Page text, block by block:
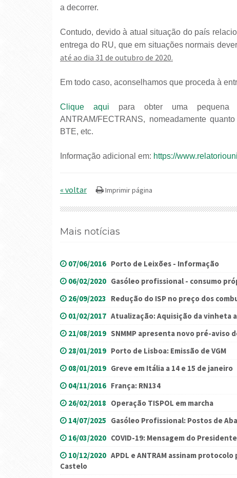
a decorrer.
Contudo, devido à atual situação do país
entrega do RU, que em situações normais
até ao dia 31 de outubro de 2020.
Em todo caso, aconselhamos que proceda à
Clique aqui para obter uma pequena
ANTRAM/FECTRANS, nomeadamente
BTE, etc.
Informação adicional em: https://
« voltar
Mais notícias
07/06/2016 Porto de Leixões - Informação
06/02/2020 Gasóleo profissional - consumo
26/09/2023 Redução do ISP no preço dos
01/02/2017 Atualização: Aquisição da vinheta
21/08/2019 SNMMP apresenta novo pré-aviso
28/01/2019 Porto de Lisboa: Emissão de VGM
08/01/2019 Greve em Itália a 14 e 15 de janeiro
04/11/2016 França: RN134
26/02/2018 Operação TISPOL em marcha
14/07/2025 Gasóleo Profissional: Postos de
16/03/2020 COVID-19: Mensagem do
10/12/2020 APDL e ANTRAM assinam
Castelo